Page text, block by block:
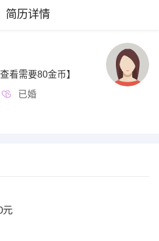
简历详情
查看需要80金币】
已婚
元